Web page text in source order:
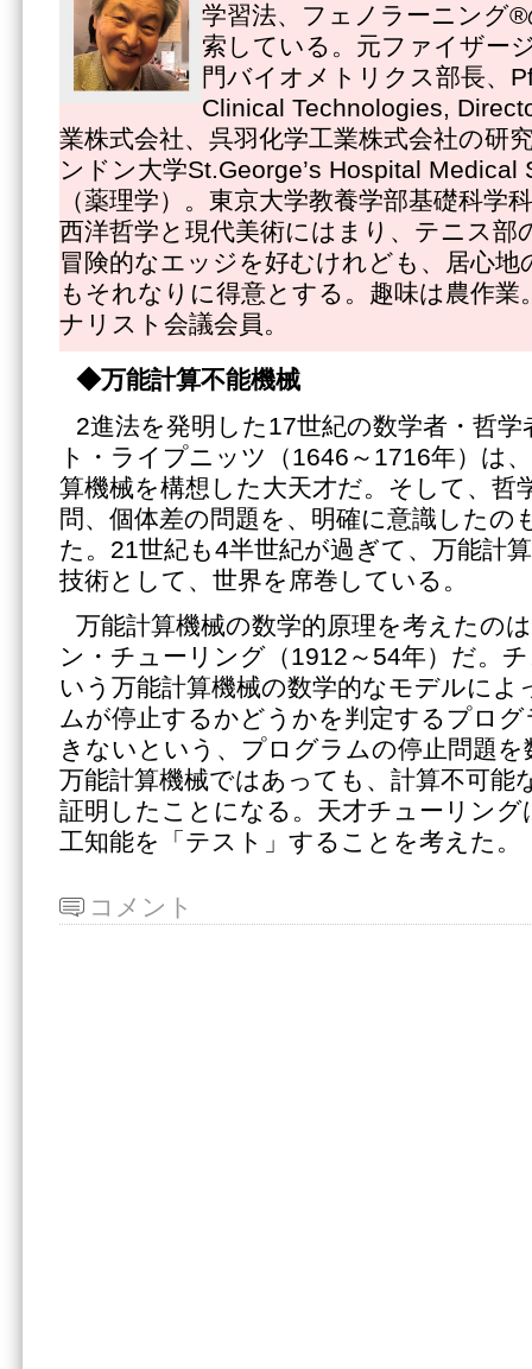
学習法、フェノラーニング
索している。元ファイザー
門バイオメトリクス部長、
Clinical Technologies,
業株式会社、呉羽化学工業株式会社の研
ンドン大学St.George’s Hospital Medical
（薬理学）。東京大学教養学部基礎科学
西洋哲学と現代美術にはまり、テニス部
冒険的なエッジを好むけれども、居心地
もそれなりに得意とする。趣味は農作業
ナリスト会議会員。
◆万能計算不能機械
2進法を発明した17世紀の数学者・哲
ト・ライプニッツ（1646～1716年）は
算機械を構想した大天才だ。そして、哲
問、個体差の問題を、明確に意識したの
た。21世紀も4半世紀が過ぎて、万能計
技術として、世界を席巻している。
万能計算機械の数学的原理を考えたの
ン・チューリング（1912～54年）だ。
いう万能計算機械の数学的なモデルによ
ムが停止するかどうかを判定するプロ
きないという、プログラムの停止問題
万能計算機械ではあっても、計算不可能
証明したことになる。天才チューリング
工知能を「テスト」することを考えた。
コメント